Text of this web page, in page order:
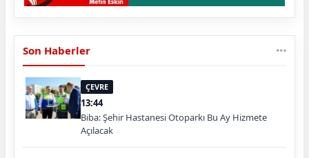
Son Haberler
ÇEVRE
13:44
Biba: Şehir Hastanesi Otoparkı Bu Ay Hizmete
Açılacak